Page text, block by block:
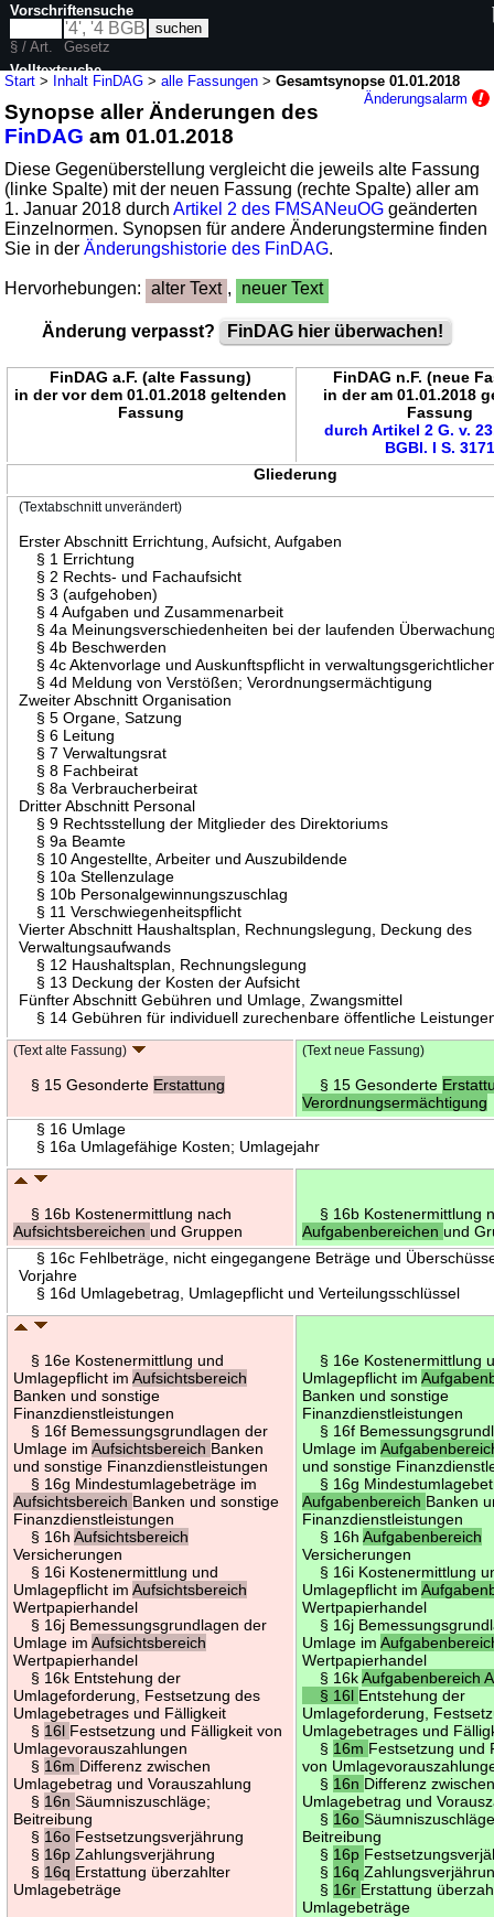
Start > Inhalt FinDAG >alle Fassungen >Gesamtsynopse 01.01.2018
Änderungsalarm
Synopse aller Änderungen des
FinDAG am 01.01.2018
Diese Gegenüberstellung vergleicht die jeweils alte Fassung
(linke Spalte) mit der neuen Fassung (rechte Spalte) aller am
1. Januar 2018 durchArtikel 2 des FMSANeuOG geänderten
Einzelnormen. Synopsen für andere Änderungstermine finden
Sie in derÄnderungshistorie des FinDAG.
Hervorhebungen: alter Text , neuer Text
Änderung verpasst? FinDAG hier überwachen!
FinDAG a.F. (alte Fassung)
in der vor dem 01.01.2018 geltenden
Fassung
FinDAG n.F. (neue
in der am 01.01.2018
Fassung
durch Artikel 2 G. v.
BGBl. I S. 3171
Gliederung
(Textabschnitt unverändert)
Erster Abschnitt Errichtung, Aufsicht, Aufgaben
§ 1 Errichtung
§ 2 Rechts- und Fachaufsicht
§ 3 (aufgehoben)
§ 4 Aufgaben und Zusammenarbeit
§ 4a Meinungsverschiedenheiten bei der laufenden
§ 4b Beschwerden
§ 4c Aktenvorlage und Auskunftspflicht in
§ 4d Meldung von Verstößen; Verordnungsermächtigung
Zweiter Abschnitt Organisation
§ 5 Organe, Satzung
§ 6 Leitung
§ 7 Verwaltungsrat
§ 8 Fachbeirat
§ 8a Verbraucherbeirat
Dritter Abschnitt Personal
§ 9 Rechtsstellung der Mitglieder des Direktoriums
§ 9a Beamte
§ 10 Angestellte, Arbeiter und Auszubildende
§ 10a Stellenzulage
§ 10b Personalgewinnungszuschlag
§ 11 Verschwiegenheitspflicht
Vierter Abschnitt Haushaltsplan, Rechnungslegung, Deckung des
Verwaltungsaufwands
§ 12 Haushaltsplan, Rechnungslegung
§ 13 Deckung der Kosten der Aufsicht
Fünfter Abschnitt Gebühren und Umlage, Zwangsmittel
§ 14 Gebühren für individuell zurechenbare öffentliche
(Text alte Fassung)
§ 15 Gesonderte Erstattung
(Text neue Fassung)
§ 15 Gesonderte
Verordnungsermächtigung
§ 16 Umlage
§ 16a Umlagefähige Kosten; Umlagejahr
§ 16b Kostenermittlung nach
Aufsichtsbereichenund Gruppen
§ 16b Kostenermittlung
Aufgabenbereichenund
§ 16c Fehlbeträge, nicht eingegangene Beträge und
Vorjahre
§ 16d Umlagebetrag, Umlagepflicht und Verteilungsschlüssel
§ 16e Kostenermittlung und
Umlagepflicht imAufsichtsbereich
Banken und sonstige
Finanzdienstleistungen
§ 16f Bemessungsgrundlagen der
Umlage imAufsichtsbereich Banken
und sonstige Finanzdienstleistungen
§ 16g Mindestumlagebeträge im
Aufsichtsbereich Banken und sonstige
Finanzdienstleistungen
§ 16hAufsichtsbereich
Versicherungen
§ 16i Kostenermittlung und
Umlagepflicht imAufsichtsbereich
Wertpapierhandel
§ 16j Bemessungsgrundlagen der
Umlage imAufsichtsbereich
Wertpapierhandel
§ 16k Entstehung der
Umlageforderung, Festsetzung des
Umlagebetrages und Fälligkeit
§ 16l Festsetzung und Fälligkeit von
Umlagevorauszahlungen
§ 16m Differenz zwischen
Umlagebetrag und Vorauszahlung
§ 16nSäumniszuschläge;
Beitreibung
§ 16o Festsetzungsverjährung
§ 16pZahlungsverjährung
§ 16q Erstattung überzahlter
Umlagebeträge
§ 16e Kostenermittlung
Umlagepflicht im
Banken und sonstige
Finanzdienstleistungen
§ 16f
Umlage im
und sonstige
§ 16g
Aufgabenbereich Banken
Finanzdienstleistungen
§ 16hAufgabenbereich
Versicherungen
§ 16i Kostenermittlung
Umlagepflicht im
Wertpapierhandel
§ 16j
Umlage im
Wertpapierhandel
§ 16kAufgabenbereich
§ 16l Entstehung der
Umlageforderung,
Umlagebetrages und
§ 16m Festsetzung und
von
§ 16n Differenz
Umlagebetrag und
§ 16o
Beitreibung
§ 16p
§ 16q
§ 16r Erstattung
Umlagebeträge
Vorschriftensuche
§ / Art.
Gesetz
Volltextsuche
nur in FinDAG